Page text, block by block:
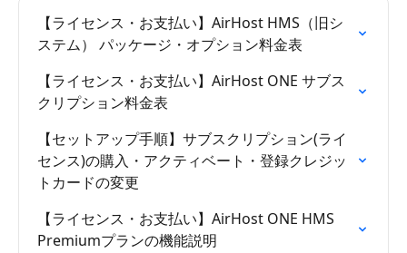
【ライセンス・お支払い】AirHost HMS（旧シ
ステム） パッケージ・オプション料金表
【ライセンス・お支払い】AirHost ONE サブス
クリプション料金表
【セットアップ手順】サブスクリプション(ライ
センス)の購入・アクティベート・登録クレジッ
トカードの変更
【ライセンス・お支払い】AirHost ONE HMS
Premiumプランの機能説明